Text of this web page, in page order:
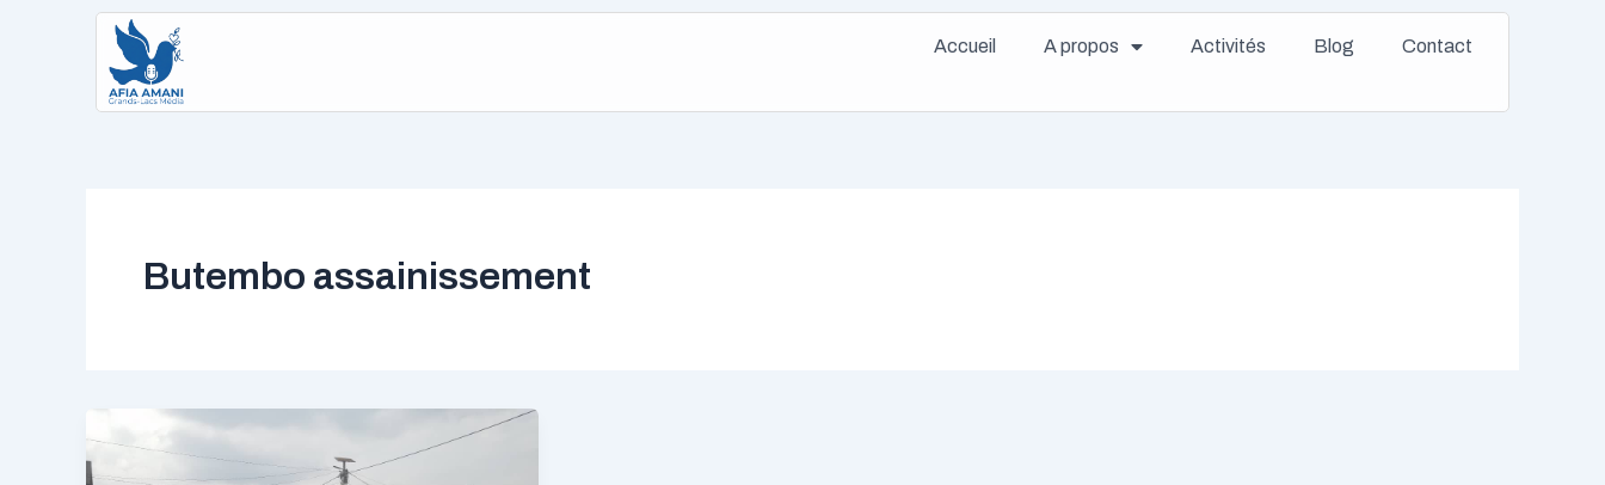
Accueil A propos Activités Blog Contact
Butembo assainissement